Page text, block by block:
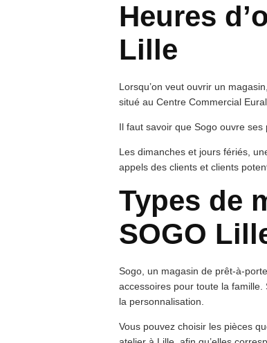
Heures
Lille
Lorsqu’on veut ouvrir un
situé au Centre Commercial
Il faut savoir que Sogo ouvre
Les dimanches et jours fériés,
appels des clients et clients
Types de
SOGO
Sogo, un magasin de prêt-à-
accessoires pour toute la
la personnalisation.
Vous pouvez choisir les pièces